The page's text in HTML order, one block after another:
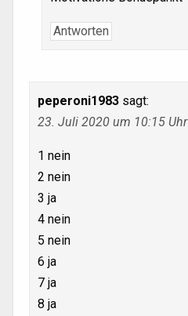
Antworten
peperoni1983 sagt:
23. Juli 2020 um 10:15 Uhr
1 nein
2 nein
3 ja
4 nein
5 nein
6 ja
7 ja
8 ja